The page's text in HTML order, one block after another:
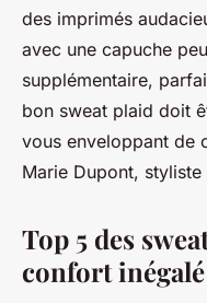
des imprimés
avec une capuche
supplémentaire,
bon sweat plaid doit
vous enveloppant de
Marie Dupont,
Top 5 des
confort inégalé